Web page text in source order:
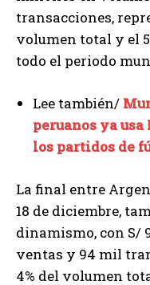
transacciones,
volumen total y el
todo el periodo
Lee también/
peruanos ya
los partidos de
La final entre
18 de diciembre,
dinamismo, con S/
ventas y 94 mil
4% del volumen